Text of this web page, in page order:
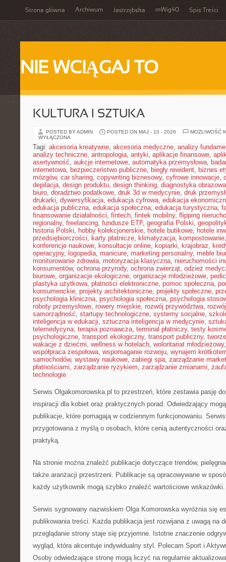
Strona główna Archiwum Jastrzębska mWig40 Spis Treści
NIE WCIĄGAJ TO
KULTURA I SZTUKA
POSTED BY ADMIN POSTED ON MAJ - 10 - 2026
MOŻLIWOŚĆ
WYŁĄCZONA
Tagi: akcesoria kreatywne, akcesoria medyczne, analizy
analizy techniczne, antropologia, antyki, aplikacje finansowe,
asertywność, aukcje internetowe, automatyka przemysłowa,
internetowa, bezpieczeństwo publiczne, biegły rewident, biznes
mózgów, car sharing, copywriting biznesowy, cyfrowe innowacje,
depilacja, design produktu, design thinking, diagnostyka obrazowa
biuro, doradztwo podatkowe, druk 3d w medycynie, druk
drukarki, dywersyfikacja, edukacja cyfrowa, edukacja
edukacja publiczna, edukacja społeczna, edukacja turystyczna,
finansowanie działalności, fintech, fintek mobilny, flipping
regionalny, freelancing, fundusze ETF, geografia Polski,
historia Polski, hobby kolekcjonerskie, hotele butikowe, hotele
przedsiębiorczości, karty płatnicze, klimatyzacja, kompostowanie
konferencje naukowe, konsultacje online, kopiarki, krajobraz,
operacyjny, logopedia, manicure, marketing personalny, meble
monitorowanie zdrowia, motoryzacja klasyczna, nieruchomości
konsumentów, ochrona przyrody, ochrona zwierząt, odzież
biurowe, organizacje ekologiczne, organizacje młodzieżowe,
plastyka użytkowa, płatności elektroniczne, pomoc społeczna,
konsumenckie, projekty architektoniczne, projekty społeczne,
psychologia kliniczna, psychologia społeczna, psychologia
roboty przemysłowe, rowery miejskie, rozwój przywództwa,
samorządność, startupy technologiczne, systemy socjalne,
inteligencja w edukacji, sztuczna inteligencja w medycynie,
telemedycyna, terapia poznawcza, terminal płatniczy, testy
psychologiczne, transport ekologiczny, transport publiczny,
wakacje z dziećmi, wellness w hotelach, wolontariat młodzieżowy
współpraca zespołowa, wspomaganie rozwoju, wynajem
samochodów, wystawy naukowe, zabiegi spa, zarządzanie
płatnościami, zarządzanie ryzykiem, zarządzanie zmianami,
technologie
Serwis Olgakomorowska.pl to przestrzeń, które zestawia pasję
inspiracji dla kobiet oraz praktycznych porad. Odwiedzający
publikacje, które pomagają w codziennym funkcjonowaniu.
przygotowana z myślą o osobach, które cenią autentyczności
praktyką.
Na stronie można znaleźć publikacje dotyczące trendów,
także aranżacji przestrzeni. Publikacje są opracowywane w
każdy użytkownik mogą szybko znaleźć wartościowe wskazówki.
Serwis sygnowany nazwiskiem Olga Komorowska wyróżnia się
publikowania treści. Każda publikacja jest rozwijana z uwagą na
przeglądanie strony staje się przyjemne. Istotne znaczenie
wygląd, która akcentuje indywidualny styl. Polecam Sport i
Osoby odwiedzające stronę mogą liczyć na regularnie